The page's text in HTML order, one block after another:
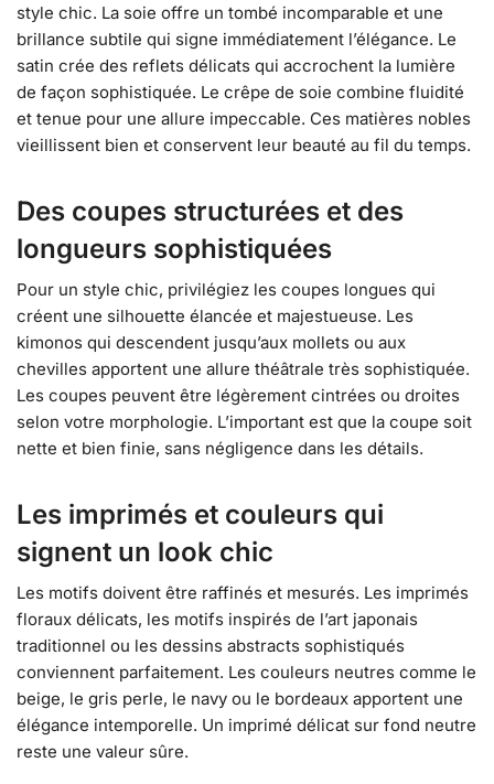
style chic. La soie offre un tombé incomparable et une
brillance subtile qui signe immédiatement l’élégance. Le
satin crée des reflets délicats qui accrochent la lumière
de façon sophistiquée. Le crêpe de soie combine fluidité
et tenue pour une allure impeccable. Ces matières nobles
vieillissent bien et conservent leur beauté au fil du temps.
Des coupes structurées et des
longueurs sophistiquées
Pour un style chic, privilégiez les coupes longues qui
créent une silhouette élancée et majestueuse. Les
kimonos qui descendent jusqu’aux mollets ou aux
chevilles apportent une allure théâtrale très sophistiquée.
Les coupes peuvent être légèrement cintrées ou droites
selon votre morphologie. L’important est que la coupe soit
nette et bien finie, sans négligence dans les détails.
Les imprimés et couleurs qui
signent un look chic
Les motifs doivent être raffinés et mesurés. Les imprimés
floraux délicats, les motifs inspirés de l’art japonais
traditionnel ou les dessins abstracts sophistiqués
conviennent parfaitement. Les couleurs neutres comme le
beige, le gris perle, le navy ou le bordeaux apportent une
élégance intemporelle. Un imprimé délicat sur fond neutre
reste une valeur sûre.